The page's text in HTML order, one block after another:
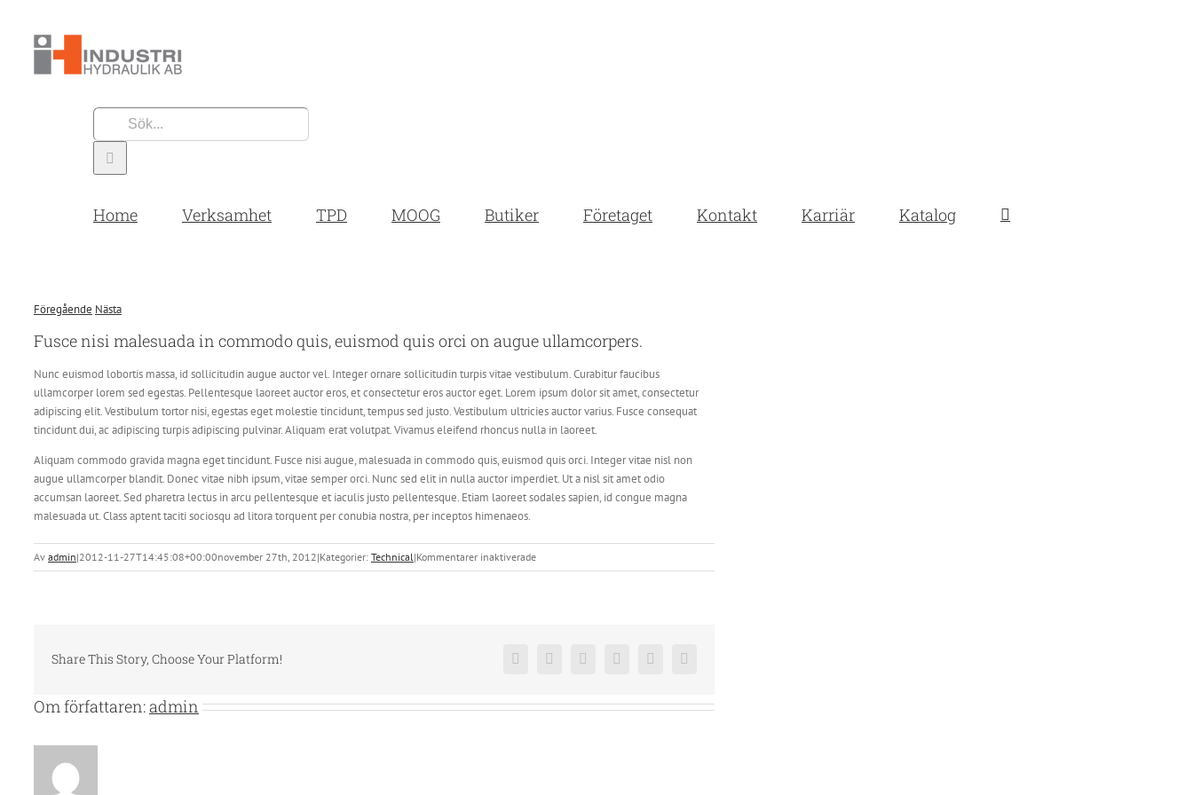
innehållet
Sök
efter:
Home Verksamhet TPD MOOG Butiker Företaget Kontakt Karriär Katalog
Föregående Nästa
Fusce nisi malesuada in commodo quis, euismod quis orci on augue ullamcorpers.
Nunc euismod lobortis massa, id sollicitudin augue auctor vel. Integer ornare sollicitudin turpis vitae vestibulum. Curabitur faucibus
ullamcorper lorem sed egestas. Pellentesque laoreet auctor eros, et consectetur eros auctor eget. Lorem ipsum dolor sit amet, consectetur
adipiscing elit. Vestibulum tortor nisi, egestas eget molestie tincidunt, tempus sed justo. Vestibulum ultricies auctor varius. Fusce consequat
tincidunt dui, ac adipiscing turpis adipiscing pulvinar. Aliquam erat volutpat. Vivamus eleifend rhoncus nulla in laoreet.
Aliquam commodo gravida magna eget tincidunt. Fusce nisi augue, malesuada in commodo quis, euismod quis orci. Integer vitae nisl non
augue ullamcorper blandit. Donec vitae nibh ipsum, vitae semper orci. Nunc sed elit in nulla auctor imperdiet. Ut a nisl sit amet odio
accumsan laoreet. Sed pharetra lectus in arcu pellentesque et iaculis justo pellentesque. Etiam laoreet sodales sapien, id congue magna
malesuada ut. Class aptent taciti sociosqu ad litora torquent per conubia nostra, per inceptos himenaeos.
Av admin|2012-11-27T14:45:08+00:00november 27th, 2012|Kategorier: Technical|Kommentarer inaktiveradeför
Fusce
quis,
Share This Story, Choose Your Platform! FacebookTwitterRedditLinkedInPinterestVk
Om författaren:admin